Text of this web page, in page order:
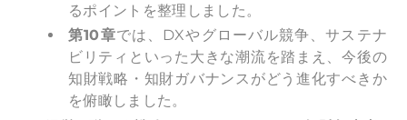
るポイントを整理しました。
第10章では、DXやグローバル競争、サステナ
ビリティといった大きな潮流を踏まえ、今後の
知財戦略・知財ガバナンスがどう進化すべきか
を俯瞰しました。